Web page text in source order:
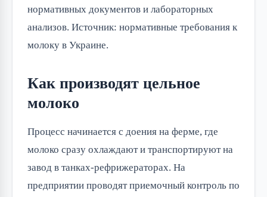
нормативных документов и лабораторных
анализов. Источник: нормативные требования к
молоку в Украине.
Как производят цельное
молоко
Процесс начинается с доения на ферме, где
молоко сразу охлаждают и транспортируют на
завод в танках-рефрижераторах. На
предприятии проводят приемочный контроль по